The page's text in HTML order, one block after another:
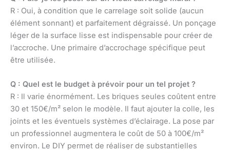
R : Oui, à condition que le carrelage soit solide (aucun
élément sonnant) et parfaitement dégraissé. Un ponçage
léger de la surface lisse est indispensable pour créer de
l’accroche. Une primaire d’accrochage spécifique peut
être utilisée.
Q : Quel est le budget à prévoir pour un tel projet ?
R : Il varie énormément. Les briques seules coûtent entre
30 et 150€/m² selon le modèle. Il faut ajouter la colle, les
joints et les éventuels systèmes d’éclairage. La pose par
un professionnel augmentera le coût de 50 à 100€/m²
environ. Le DIY permet de réaliser de substantielles